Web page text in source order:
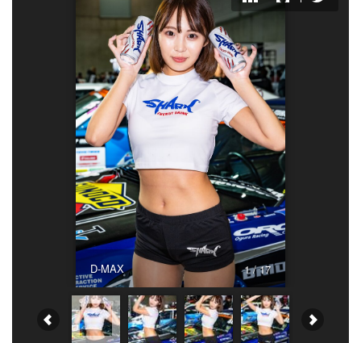
1 / 17
D-MAX